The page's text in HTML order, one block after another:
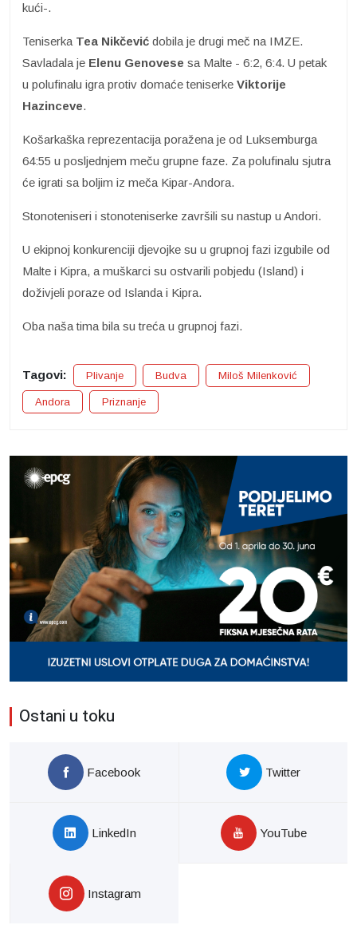
kući-.
Teniserka Tea Nikčević dobila je drugi meč na IMZE.
Savladala je Elenu Genovese sa Malte - 6:2, 6:4. U petak
u polufinalu igra protiv domaće teniserke Viktorije
Hazinceve.
Košarkaška reprezentacija poražena je od Luksemburga
64:55 u posljednjem meču grupne faze. Za polufinalu sjutra
će igrati sa boljim iz meča Kipar-Andora.
Stonoteniseri i stonoteniserke završili su nastup u Andori.
U ekipnoj konkurenciji djevojke su u grupnoj fazi izgubile od
Malte i Kipra, a muškarci su ostvarili pobjedu (Island) i
doživjeli poraze od Islanda i Kipra.
Oba naša tima bila su treća u grupnoj fazi.
Tagovi: Plivanje Budva Miloš Milenković
Andora Priznanje
Ostani u toku
Facebook Twitter
LinkedIn YouTube
Instagram